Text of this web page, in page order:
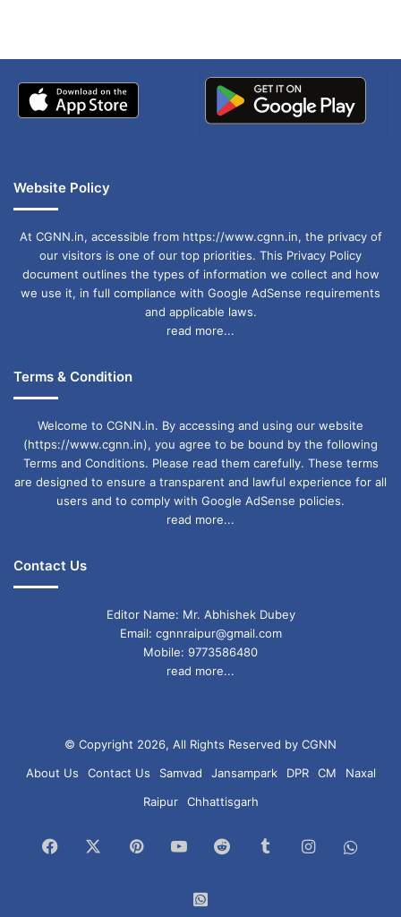
Website Policy
At CGNN.in, accessible from https://www.cgnn.in, the privacy of
our visitors is one of our top priorities. This Privacy Policy
document outlines the types of information we collect and how
we use it, in full compliance with Google AdSense requirements
and applicable laws.
read more...
Terms & Condition
Welcome to CGNN.in. By accessing and using our website
(https://www.cgnn.in), you agree to be bound by the following
Terms and Conditions. Please read them carefully. These terms
are designed to ensure a transparent and lawful experience for all
users and to comply with Google AdSense policies.
read more...
Contact Us
Editor Name: Mr. Abhishek Dubey
Email: cgnnraipur@gmail.com
Mobile: 9773586480
read more...
© Copyright 2026, All Rights Reserved by CGNN
About Us
Contact Us Samvad Jansampark DPR CM
Naxal
Raipur
Chhattisgarh
Facebook PinterestYouTubeReddit TumblrInstagram